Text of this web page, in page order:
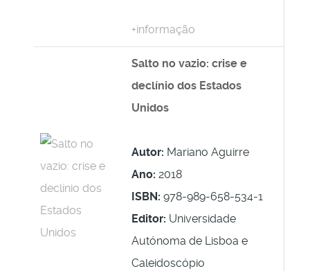
+informação
Salto no vazio: crise e
declínio dos Estados
Unidos
Autor: Mariano Aguirre
Ano: 2018
ISBN: 978-989-658-534-1
Editor: Universidade
Autónoma de Lisboa e
Caleidoscópio